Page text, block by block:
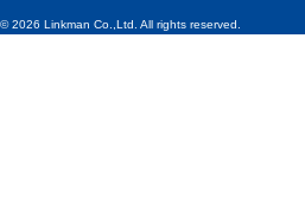
©2026 Linkman Co.,Ltd. All rights reserved.